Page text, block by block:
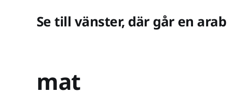
Se till vänster, där går en arab
mat